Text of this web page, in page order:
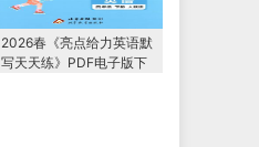
2026春《亮点给力英语默
写天天练》PDF电子版下